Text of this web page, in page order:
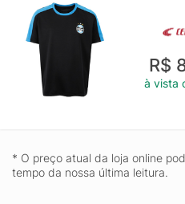
R$
à vista
* O preço atual da loja online
tempo da nossa última leitura.